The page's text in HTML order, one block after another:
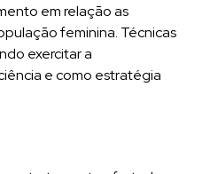
em relação as
feminina. Técnicas
exercitar a
e como estratégia